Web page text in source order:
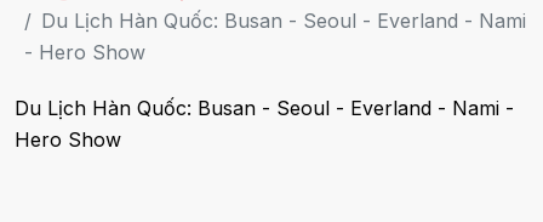
Du Lịch Hàn Quốc: Busan - Seoul - Everland - Nami
- Hero Show
Du Lịch Hàn Quốc: Busan - Seoul - Everland - Nami -
Hero Show